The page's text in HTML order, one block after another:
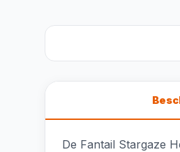
De Fantail Stargaze